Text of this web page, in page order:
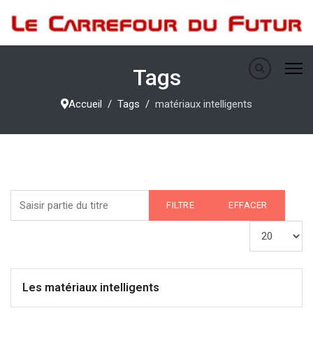
Tags
Accueil Tags matériaux intelligents
FILTRE EFFACER
Les matériaux intelligents